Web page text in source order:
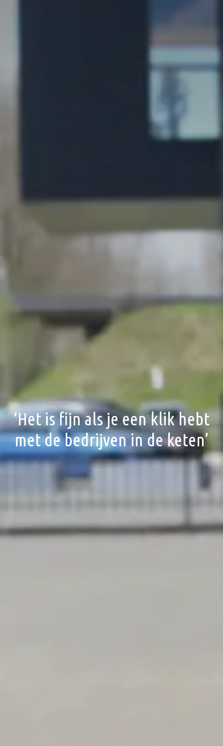
‘Het is fijn als je een klik hebt
met de bedrijven in de keten’